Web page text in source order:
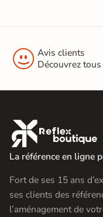
 Avis clients
Découvrez

La référence en ligne
Fort de ses 15 ans
ses clients des
l’aménagement de